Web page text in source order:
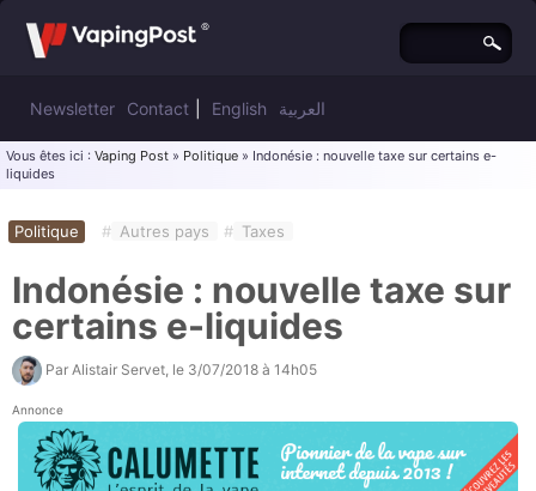
Newsletter Contact English العربية
Vous êtes ici : Vaping Post » Politique » Indonésie : nouvelle taxe sur certains e-
liquides
Politique # Autres pays # Taxes
Indonésie : nouvelle taxe sur
certains e-liquides
Par Alistair Servet , le 3/07/2018 à 14h05
Annonce